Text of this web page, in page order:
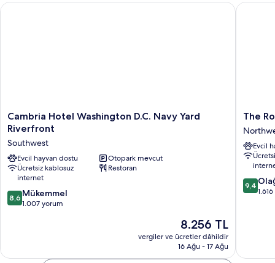
fazla
Cambria
Hotel
D.C.
Navy
Yard
Riverfront
Southwest
Cambria Hotel Washington D.C. Navy Yard
Riverfront
Southwest
Evcil hayvan dostu
Otopark mevcut
Ücretsiz kablosuz
internet
Restoran
10
üzerinden
8,6 Mükemmel
1.007 yorum
Güncel
fiyat:
8.256 TL
8.256 TL
vergiler ve ücretler dâhildir
16 Ağu - 17 Ağu
Cambria Hotel Washington D.C. Navy Yard Riverfront
The
Royal
Sonesta
DC
Capitol
Hill
The
Evcil
10
9,4
The